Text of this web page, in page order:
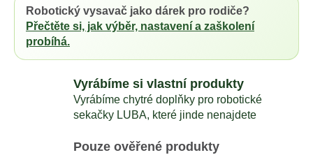
Robotický vysavač jako dárek pro rodiče?
Přečtěte si, jak výběr, nastavení a zaškolení
probíhá.
Vyrábíme si vlastní produkty
Vyrábíme chytré doplňky pro robotické
sekačky LUBA, které jinde nenajdete
Pouze ověřené produkty